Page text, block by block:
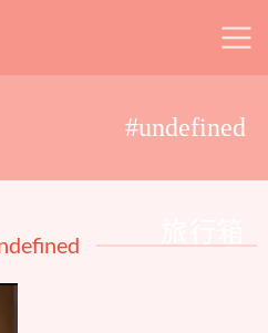
#undefined